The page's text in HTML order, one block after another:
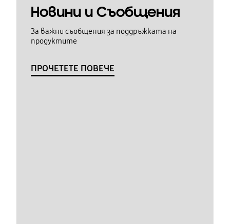
Новини и Съобщения
За важни съобщения за поддръжката на
продуктите
ПРОЧЕТЕТЕ ПОВЕЧЕ